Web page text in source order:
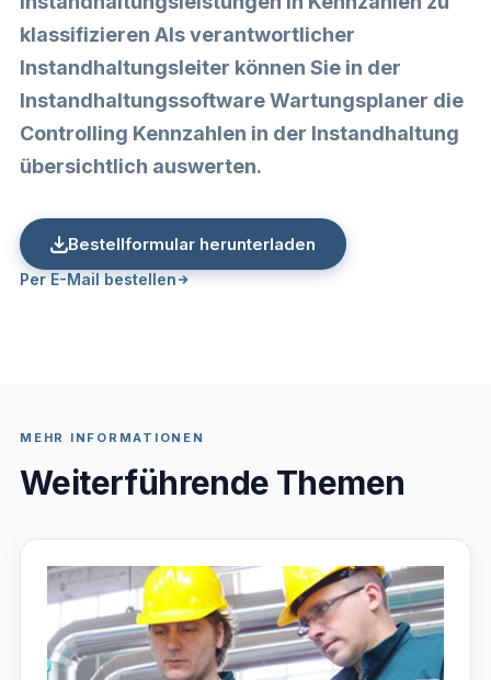
klassifizieren Als verantwortlicher
Instandhaltungsleiter können Sie in der
Instandhaltungssoftware Wartungsplaner die
Controlling Kennzahlen in der Instandhaltung
übersichtlich auswerten.
Bestellformular herunterladen
Per E-Mail bestellen
MEHR INFORMATIONEN
Weiterführende Themen